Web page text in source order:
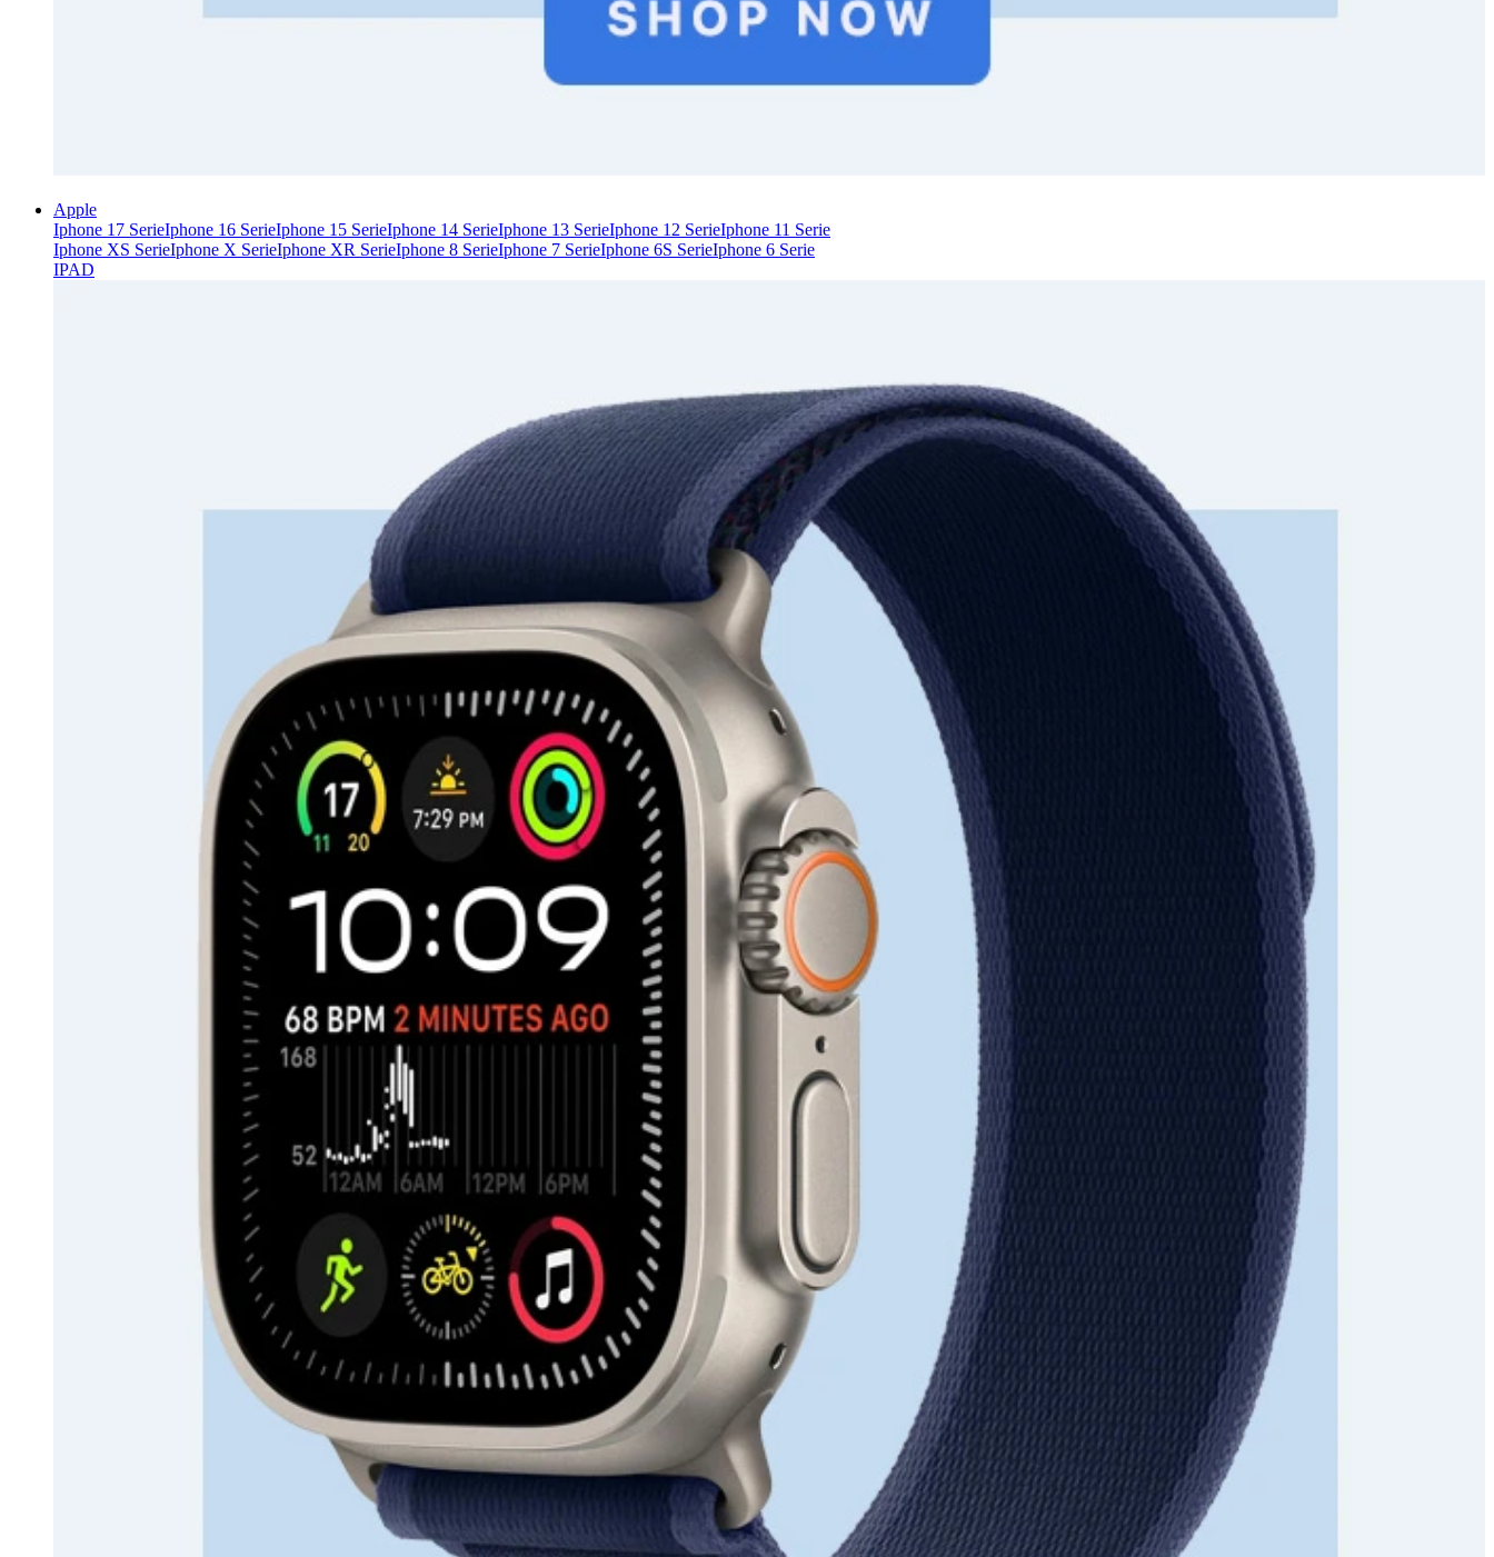
Apple
Iphone 17 SerieIphone 16 SerieIphone 15 SerieIphone 14 SerieIphone 13 SerieIphone 12 SerieIphone 11 Serie
Iphone XS SerieIphone X SerieIphone XR SerieIphone 8 SerieIphone 7 SerieIphone 6S SerieIphone 6 Serie
IPAD